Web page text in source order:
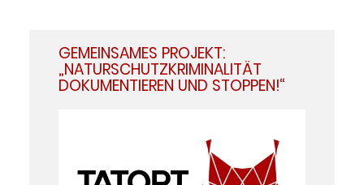
GEMEINSAMES PROJEKT:
„NATURSCHUTZKRIMINALITÄT
DOKUMENTIEREN UND STOPPEN!“